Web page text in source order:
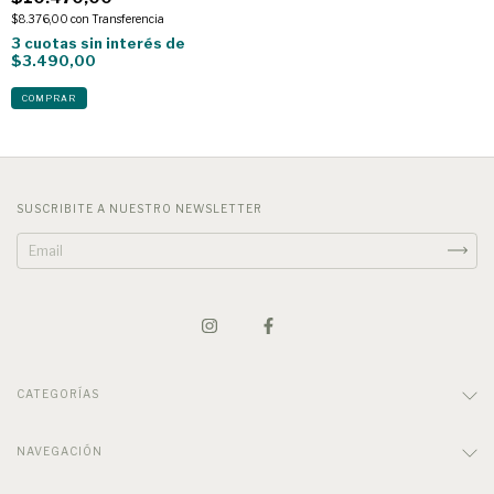
$8.376,00 con Transferencia
3 cuotas sin interés de
$3.490,00
SUSCRIBITE A NUESTRO NEWSLETTER
CATEGORÍAS
NAVEGACIÓN